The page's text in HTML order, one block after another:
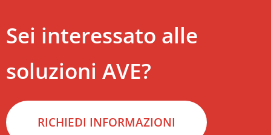
Sei interessato alle
soluzioni AVE?
RICHIEDI INFORMAZIONI